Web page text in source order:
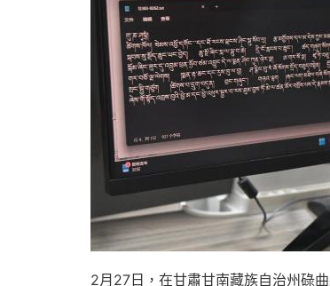
2月27日，在甘肅甘南藏族自治州碌